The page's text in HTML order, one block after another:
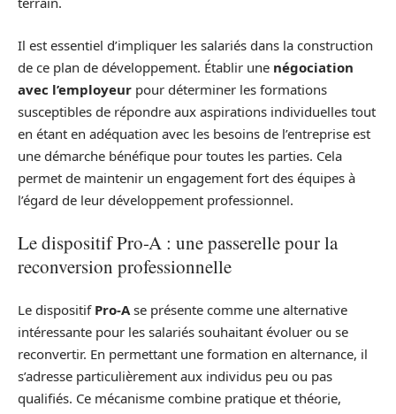
Il est essentiel d’impliquer les salariés dans la construction
de ce plan de développement. Établir une négociation
avec l’employeur pour déterminer les formations
susceptibles de répondre aux aspirations individuelles tout
en étant en adéquation avec les besoins de l’entreprise est
une démarche bénéfique pour toutes les parties. Cela
permet de maintenir un engagement fort des équipes à
l’égard de leur développement professionnel.
Le dispositif Pro-A : une passerelle pour la
reconversion professionnelle
Le dispositif Pro-A se présente comme une alternative
intéressante pour les salariés souhaitant évoluer ou se
reconvertir. En permettant une formation en alternance, il
s’adresse particulièrement aux individus peu ou pas
qualifiés. Ce mécanisme combine pratique et théorie,